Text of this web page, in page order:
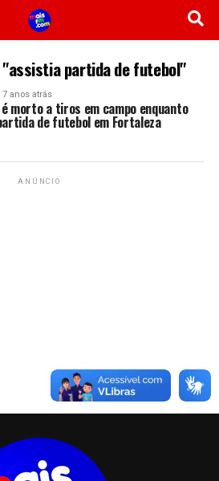
partida de futebol"
7 anos atrás
morto a tiros em campo enquanto
de futebol em Fortaleza
ANÚNCIO